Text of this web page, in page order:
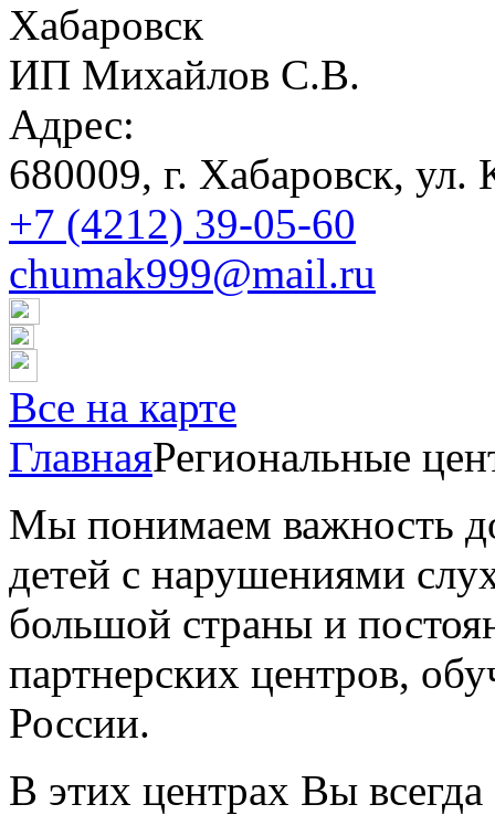
Хабаровск
ИП Михайлов С.В.
Адрес:
680009, г. Хабаровск, ул.
+7 (4212) 39-05-60
chumak999@mail.ru
Все на карте
ГлавнаяРегиональные
Мы понимаем важность
детей с нарушениями
большой страны и
партнерских центров,
России.
В этих центрах Вы